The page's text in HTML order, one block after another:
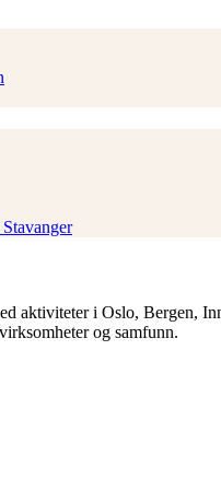
i Oslo, Bergen,
og samfunn.